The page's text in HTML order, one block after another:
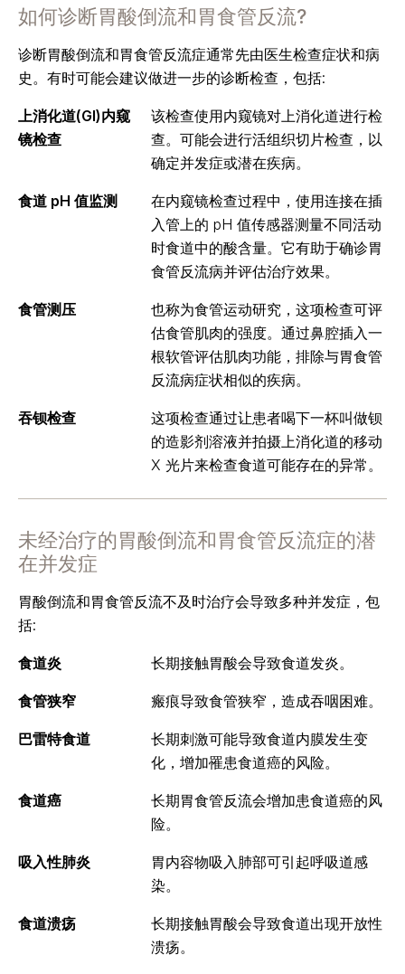
如何诊断胃酸倒流和胃食管反流?
诊断胃酸倒流和胃食管反流症通常先由医生检查症状和病
史。有时可能会建议做进一步的诊断检查，包括:
上消化道(GI)内窥
镜检查
该检查使用内窥镜对上消化道进行检
查。可能会进行活组织切片检查，以
确定并发症或潜在疾病。
食道 pH 值监测
在内窥镜检查过程中，使用连接在插
入管上的 pH 值传感器测量不同活动
时食道中的酸含量。它有助于确诊胃
食管反流病并评估治疗效果。
食管测压
也称为食管运动研究，这项检查可评
估食管肌肉的强度。通过鼻腔插入一
根软管评估肌肉功能，排除与胃食管
反流病症状相似的疾病。
吞钡检查
这项检查通过让患者喝下一杯叫做钡
的造影剂溶液并拍摄上消化道的移动
X 光片来检查食道可能存在的异常。
未经治疗的胃酸倒流和胃食管反流症的潜
在并发症
胃酸倒流和胃食管反流不及时治疗会导致多种并发症，包
括:
食道炎 长期接触胃酸会导致食道发炎。
食管狭窄 瘢痕导致食管狭窄，造成吞咽困难。
巴雷特食道
长期刺激可能导致食道内膜发生变
化，增加罹患食道癌的风险。
食道癌
长期胃食管反流会增加患食道癌的风
险。
吸入性肺炎
胃内容物吸入肺部可引起呼吸道感
染。
食道溃疡
长期接触胃酸会导致食道出现开放性
溃疡。